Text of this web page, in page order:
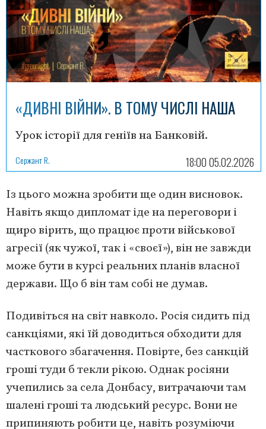
«ДИВНІ ВІЙНИ». В ТОМУ ЧИСЛІ НАША
Урок історії для геніїв на Банковій.
Сержант R. 18:00 05.02.2026
Із цього можна зробити ще один висновок.
Навіть якщо дипломат іде на переговори і
щиро вірить, що працює проти військової
агресії (як чужої, так і «своєї»), він не завжди
може бути в курсі реальних планів власної
держави. Що б він там собі не думав.
Подивіться на світ навколо. Росія сидить під
санкціями, які їй доводиться обходити для
часткового збагачення. Повірте, без санкцій
гроші туди б текли рікою. Однак росіяни
учепились за села Донбасу, витрачаючи там
шалені гроші та людський ресурс. Вони не
припиняють робити це, навіть розуміючи